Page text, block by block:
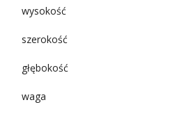
wysokość
szerokość
głębokość
waga